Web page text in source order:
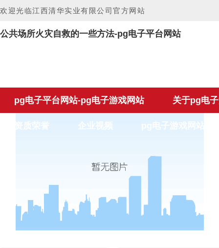
欢迎光临江西清华实业有限公司官方网站
公共场所火灾自救的一些方法-pg电子平台网站
pg电子平台网站-pg电子游戏网站 关于pg电
资质荣誉 企业视频 pg电子游戏网站的